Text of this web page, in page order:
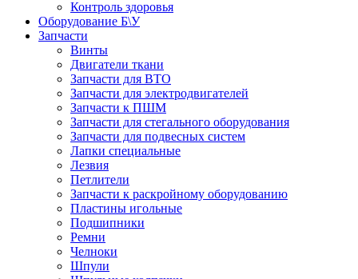
Контроль здоровья
Оборудование Б\У
Запчасти
Винты
Двигатели ткани
Запчасти для ВТО
Запчасти для электродвигателей
Запчасти к ПШМ
Запчасти для стегального оборудования
Запчасти для подвесных систем
Лапки специальные
Лезвия
Петлители
Запчасти к раскройному оборудованию
Пластины игольные
Подшипники
Ремни
Челноки
Шпули